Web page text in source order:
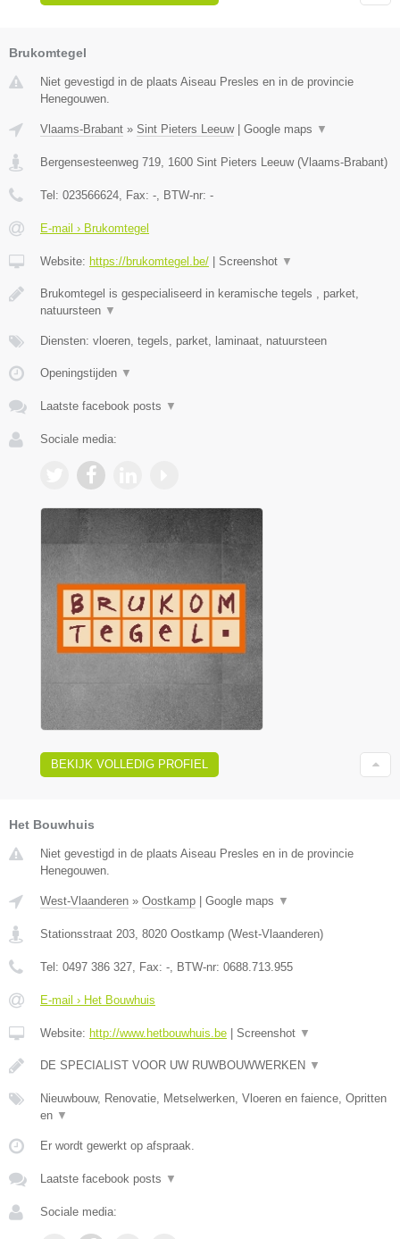
Brukomtegel
Niet gevestigd in de plaats Aiseau Presles en in de provincie
Henegouwen.
Vlaams-Brabant » Sint Pieters Leeuw| Google maps ▼
Bergensesteenweg 719 1600 Sint Pieters Leeuw(Vlaams-Brabant)
Tel: 023566624 , Fax: - , BTW-nr: -
E-mail › Brukomtegel
Website: https://brukomtegel.be/ Screenshot ▼
Brukomtegel is gespecialiseerd in keramische tegels , parket,
natuursteen ▼
Diensten: vloeren, tegels, parket, laminaat, natuursteen
Openingstijden ▼
Laatste facebook posts ▼
Sociale media:
BEKIJK VOLLEDIG PROFIEL
Het Bouwhuis
Niet gevestigd in de plaats Aiseau Presles en in de provincie
Henegouwen.
West-Vlaanderen » Oostkamp Google maps ▼
Stationsstraat 203 8020 Oostkamp (West-Vlaanderen)
Tel: 0497 386 327 , Fax: - , BTW-nr: 0688.713.955
E-mail › Het Bouwhuis
Website: http://www.hetbouwhuis.be Screenshot ▼
DE SPECIALIST VOOR UW RUWBOUWWERKEN ▼
Nieuwbouw, Renovatie, Metselwerken, Vloeren en faience, Opritten
en ▼
Er wordt gewerkt op afspraak.
Laatste facebook posts ▼
Sociale media: